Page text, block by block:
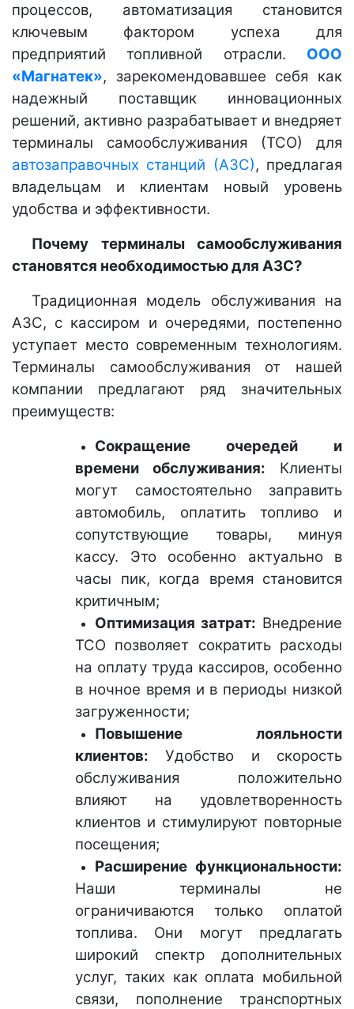
процессов, автоматизация становится
ключевым фактором успеха для
предприятий топливной отрасли. ООО
«Магнатек», зарекомендовавшее себя как
надежный поставщик инновационных
решений, активно разрабатывает и внедряет
терминалы самообслуживания (ТСО) для
автозаправочных станций (АЗС), предлагая
владельцам и клиентам новый уровень
удобства и эффективности.
Почему терминалы самообслуживания
становятся необходимостью для АЗС?
Традиционная модель обслуживания на
АЗС, с кассиром и очередями, постепенно
уступает место современным технологиям.
Терминалы самообслуживания от нашей
компании предлагают ряд значительных
преимуществ:
Сокращение очередей и
времени обслуживания: Клиенты
могут самостоятельно заправить
автомобиль, оплатить топливо и
сопутствующие товары, минуя
кассу. Это особенно актуально в
часы пик, когда время становится
критичным;
Оптимизация затрат: Внедрение
ТСО позволяет сократить расходы
на оплату труда кассиров, особенно
в ночное время и в периоды низкой
загруженности;
Повышение лояльности
клиентов: Удобство и скорость
обслуживания положительно
влияют на удовлетворенность
клиентов и стимулируют повторные
посещения;
Расширение функциональности:
Наши терминалы не
ограничиваются только оплатой
топлива. Они могут предлагать
широкий спектр дополнительных
услуг, таких как оплата мобильной
связи, пополнение транспортных